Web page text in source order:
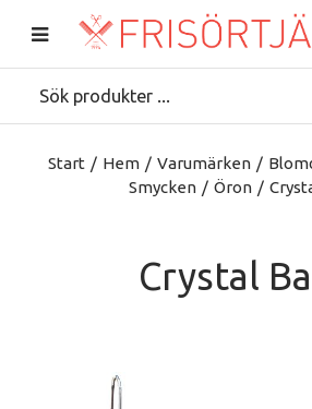
Start / Hem / Varumärken /
Smycken / Öron /
Crystal